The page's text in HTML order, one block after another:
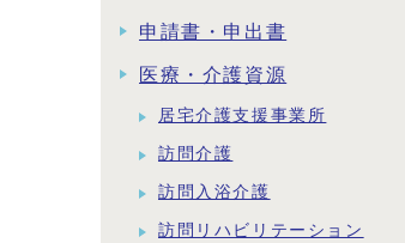
申請書・申出書
医療・介護資源
居宅介護支援事業所
訪問介護
訪問入浴介護
訪問リハビリテーション